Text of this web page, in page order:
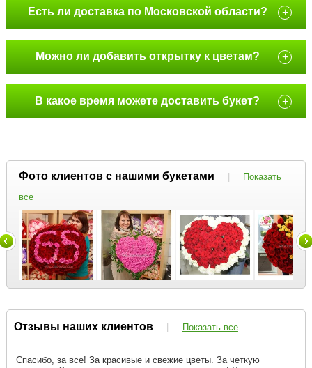
Есть ли доставка по Московской области? +
Можно ли добавить открытку к цветам? +
В какое время можете доставить букет? +
Фото клиентов с нашими букетами |
Показать
все
Отзывы наших клиентов | Показать все
Спасибо, за все! За красивые и свежие цветы. За четкую